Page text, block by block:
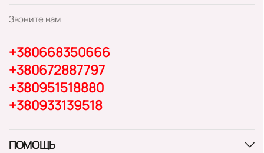
Звоните нам
+380668350666
+380672887797
+380951518880
+380933139518
ПОМОЩЬ